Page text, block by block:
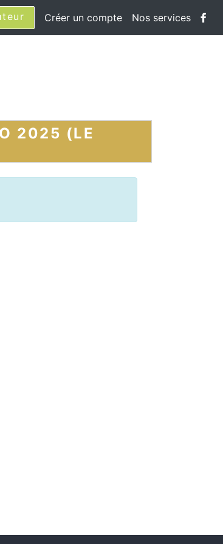
Créer un compte Nos services
2025 (LE